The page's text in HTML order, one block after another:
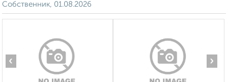
Собственник, 01.08.2026
‹ ›